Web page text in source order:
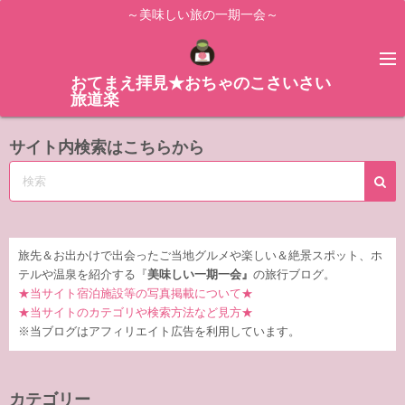
ス
ッ
～美味しい旅の一期一会～
おてまえ拝見★おちゃのこさいさい
旅道楽
サイト内検索はこちらから
旅先＆お出かけで出会ったご当地グルメや楽しい＆絶景スポット、ホ
テルや温泉を紹介する『 美味しい一期一会』 の旅行ブログ。
★当サイト宿泊施設等の写真掲載について★
★当サイトのカテゴリや検索方法など見方★
※当ブログはアフィリエイト広告を利用しています。
カテゴリー